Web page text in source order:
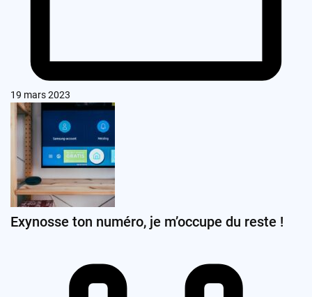
19 mars 2023
Exynosse ton numéro, je m’occupe du reste !